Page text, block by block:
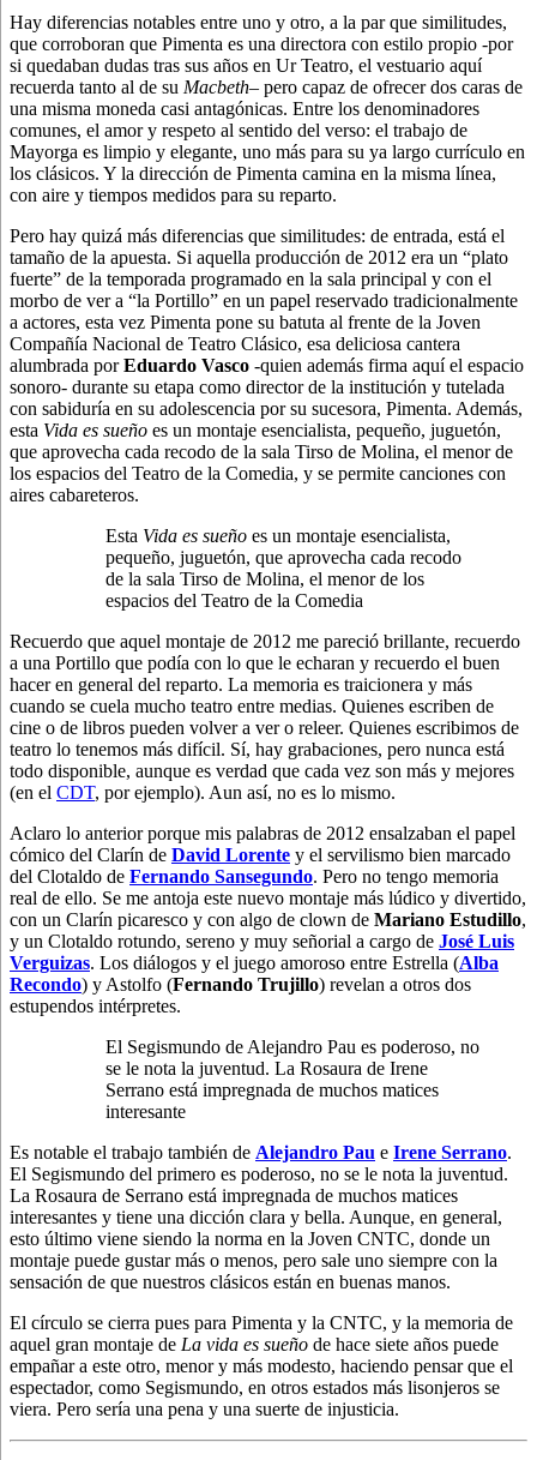
Hay diferencias notables entre uno y otro, a la par que similitudes,
que corroboran que Pimenta es una directora con estilo propio -por
si quedaban dudas tras sus años en Ur Teatro, el vestuario aquí
recuerda tanto al de su Macbeth– pero capaz de ofrecer dos caras de
una misma moneda casi antagónicas. Entre los denominadores
comunes, el amor y respeto al sentido del verso: el trabajo de
Mayorga es limpio y elegante, uno más para su ya largo currículo en
los clásicos. Y la dirección de Pimenta camina en la misma línea,
con aire y tiempos medidos para su reparto.
Pero hay quizá más diferencias que similitudes: de entrada, está el
tamaño de la apuesta. Si aquella producción de 2012 era un “plato
fuerte” de la temporada programado en la sala principal y con el
morbo de ver a “la Portillo” en un papel reservado tradicionalmente
a actores, esta vez Pimenta pone su batuta al frente de la Joven
Compañía Nacional de Teatro Clásico, esa deliciosa cantera
alumbrada porEduardo Vasco -quien además firma aquí el espacio
sonoro- durante su etapa como director de la institución y tutelada
con sabiduría en su adolescencia por su sucesora, Pimenta. Además,
esta Vida es sueño es un montaje esencialista, pequeño, juguetón,
que aprovecha cada recodo de la sala Tirso de Molina, el menor de
los espacios del Teatro de la Comedia, y se permite canciones con
aires cabareteros.
Esta Vida es sueño es un montaje esencialista,
pequeño, juguetón, que aprovecha cada recodo
de la sala Tirso de Molina, el menor de los
espacios del Teatro de la Comedia
Recuerdo que aquel montaje de 2012 me pareció brillante, recuerdo
a una Portillo que podía con lo que le echaran y recuerdo el buen
hacer en general del reparto. La memoria es traicionera y más
cuando se cuela mucho teatro entre medias. Quienes escriben de
cine o de libros pueden volver a ver o releer. Quienes escribimos de
teatro lo tenemos más difícil. Sí, hay grabaciones, pero nunca está
todo disponible, aunque es verdad que cada vez son más y mejores
(en el CDT, por ejemplo). Aun así, no es lo mismo.
Aclaro lo anterior porque mis palabras de 2012 ensalzaban el papel
cómico del Clarín de David Lorente y el servilismo bien marcado
del Clotaldo de Fernando Sansegundo. Pero no tengo memoria
real de ello. Se me antoja este nuevo montaje más lúdico y divertido,
con un Clarín picaresco y con algo de clown de Mariano Estudillo,
y un Clotaldo rotundo, sereno y muy señorial a cargo de José Luis
Verguizas. Los diálogos y el juego amoroso entre Estrella (Alba
Recondo) y Astolfo (Fernando Trujillo) revelan a otros dos
estupendos intérpretes.
El Segismundo de Alejandro Pau es poderoso, no
se le nota la juventud. La Rosaura de Irene
Serrano está impregnada de muchos matices
interesante
Es notable el trabajo también de Alejandro Pau e Irene Serrano.
El Segismundo del primero es poderoso, no se le nota la juventud.
La Rosaura de Serrano está impregnada de muchos matices
interesantes y tiene una dicción clara y bella. Aunque, en general,
esto último viene siendo la norma en la Joven CNTC, donde un
montaje puede gustar más o menos, pero sale uno siempre con la
sensación de que nuestros clásicos están en buenas manos.
El círculo se cierra pues para Pimenta y la CNTC, y la memoria de
aquel gran montaje de La vida es sueño de hace siete años puede
empañar a este otro, menor y más modesto, haciendo pensar que el
espectador, como Segismundo, en otros estados más lisonjeros se
viera. Pero sería una pena y una suerte de injusticia.